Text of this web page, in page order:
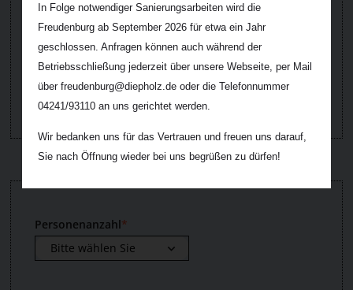
In Folge notwendiger Sanierungsarbeiten wird die
Freudenburg ab September 2026 für etwa ein Jahr
geschlossen. Anfragen können auch während der
Betriebsschließung jederzeit über unsere Webseite, per Mail
über freudenburg@diepholz.de oder die Telefonnummer
04241/93110 an uns gerichtet werden.
Wir bedanken uns für das Vertrauen und freuen uns darauf,
Sie nach Öffnung wieder bei uns begrüßen zu dürfen!
Startdatum*
Enddatum*
Personenanzahl*